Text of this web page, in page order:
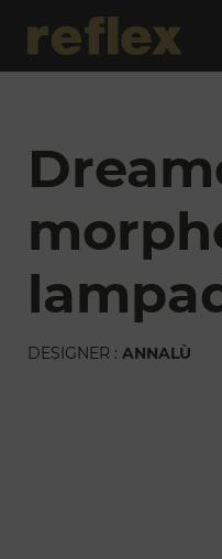
dreamcatcher
DESIGNER : ANNALÙ